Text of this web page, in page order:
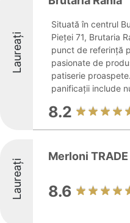
Laureați
Situată în centrul
Pieței 71, Brutaria
punct de referință
pasionate de
patiserie
panificații include
8.2
Laureați
Merloni TRADE
8.6